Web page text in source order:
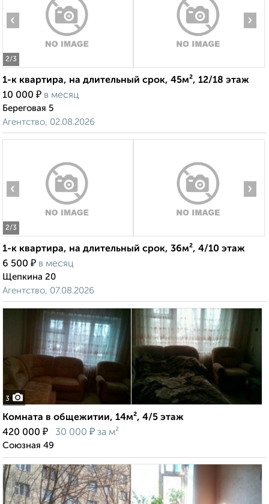
2/3
‹ ›
1-к квартира, на длительный срок, 45м², 12/18 этаж
10 000 ₽ в месяц
Береговая 5
Агентство, 02.08.2026
2/3
‹ ›
1-к квартира, на длительный срок, 36м², 4/10 этаж
6 500 ₽ в месяц
Щепкина 20
Агентство, 07.08.2026
3
Комната в общежитии, 14м², 4/5 этаж
420 000 ₽ 30 000 ₽ за м²
Союзная 49